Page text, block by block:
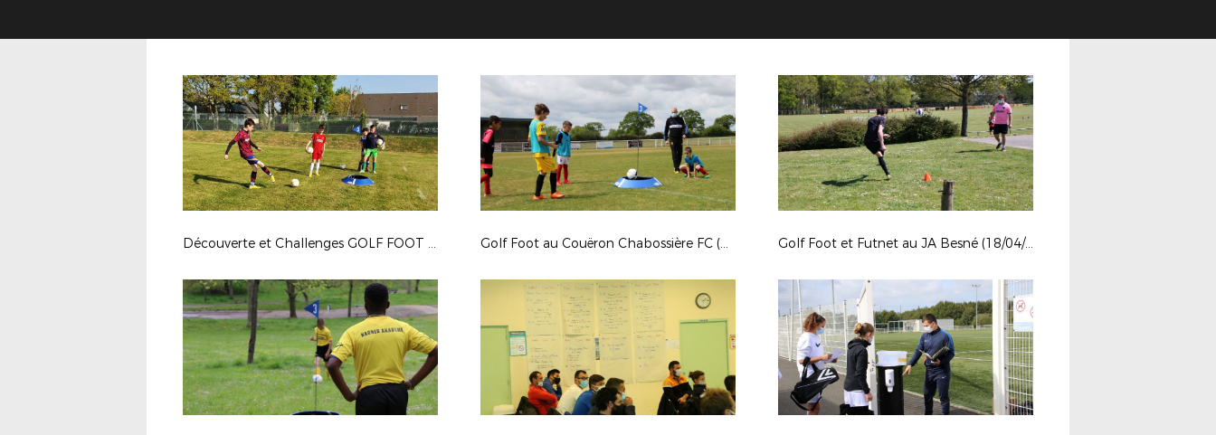
Découverte et Challenges GOLF FOOT & FUTNET Golf Foot au Couëron Chabossière FC (05/05/21) Golf Foot et Futnet au JA Besné (18/04/21)